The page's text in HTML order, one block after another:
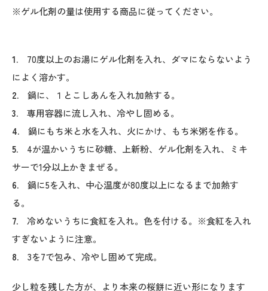
※ゲル化剤の量は使用する商品に従ってください。
1. 70度以上のお湯にゲル化剤を入れ、ダマにならないよう
によく溶かす。
2. 鍋に、１とこしあんを入れ加熱する。
3. 専用容器に流し入れ、冷やし固める。
4. 鍋にもち米と水を入れ、火にかけ、もち米粥を作る。
5. 4が温かいうちに砂糖、上新粉、ゲル化剤を入れ、ミキ
サーで1分以上かきまぜる。
6. 鍋に5を入れ、中心温度が80度以上になるまで加熱す
る。
7. 冷めないうちに食紅を入れ。色を付ける。※食紅を入れ
すぎないように注意。
8. 3を7で包み、冷やし固めて完成。
少し粒を残した方が、より本来の桜餅に近い形になります